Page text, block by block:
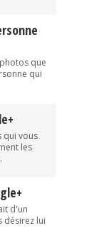
que
qui
qui vous
les
d'un
désirez lui